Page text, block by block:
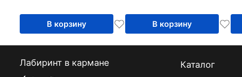
В корзину В корзину
Лабиринт в кармане
Каталог